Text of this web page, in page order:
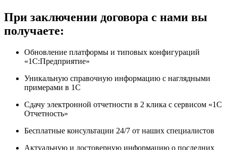
При заключении договора с нами вы
получаете:
Обновление платформы и типовых конфигураций
«1С:Предприятие»
Уникальную справочную информацию с наглядными
примерами в 1С
Сдачу электронной отчетности в 2 клика с сервисом «1С
Отчетность»
Бесплатные консультации 24/7 от наших специалистов
Актуальную и достоверную информацию о последних